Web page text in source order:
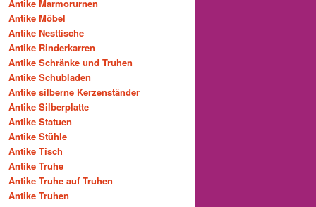
Antike Marmorurnen
Antike Möbel
Antike Nesttische
Antike Rinderkarren
Antike Schränke und Truhen
Antike Schubladen
Antike silberne Kerzenständer
Antike Silberplatte
Antike Statuen
Antike Stühle
Antike Tisch
Antike Truhe
Antike Truhe auf Truhen
Antike Truhen